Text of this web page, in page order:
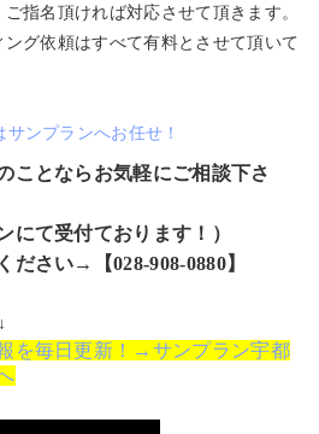
指名頂ければ対応させて頂きます。
ング依頼はすべて有料とさせて頂いて
ことならお気軽にご相談下さ
にて受付ております！）
ださい→【028-908-0880】
を毎日更新！→サンプラン宇都